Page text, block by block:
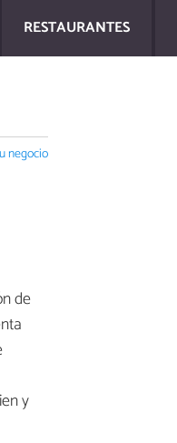
RESTAURANTES
negocio
de
y